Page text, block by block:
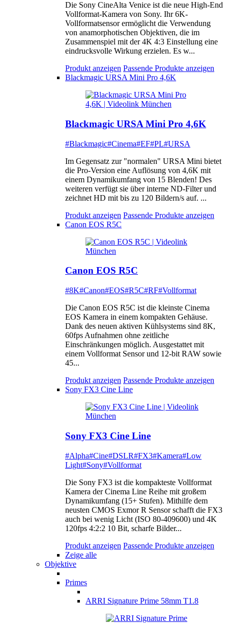
Die Sony CineAlta Venice ist die neue High-End
Vollformat-Kamera von Sony. Ihr 6K-
Vollformatsensor ermöglicht die Verwendung
von anamorphotischen Objektiven, die im
Zusammenspiel mit der 4K 4:3 Einstellung eine
eindrucksvolle Wirkung erzielen. Es w...
Produkt anzeigen Passende Produkte anzeigen
Blackmagic URSA Mini Pro 4,6K
Blackmagic URSA Mini Pro 4,6K
#Blackmagic#Cinema#EF#PL#URSA
Im Gegensatz zur "normalen" URSA Mini bietet
die Pro-Version eine Auflösung von 4,6K mit
einem Dynamikumfang von 15 Blenden! Des
weiteren verfügt sie über interne ND-Filter und
zeichnet HD mit bis zu 120 Bildern/s auf. ...
Produkt anzeigen Passende Produkte anzeigen
Canon EOS R5C
Canon EOS R5C
#8K#Canon#EOS#R5C#RF#Vollformat
Die Canon EOS R5C ist die kleinste Cinema
EOS Kamera in einem kompakten Gehäuse.
Dank des neuen aktiven Kühlsystems sind 8K,
60fps Aufnahmen ohne zeitliche
Einschränkungen möglich. Ausgestattet mit
einem Vollformat Sensor und 12-bit RAW sowie
45...
Produkt anzeigen Passende Produkte anzeigen
Sony FX3 Cine Line
Sony FX3 Cine Line
#Alpha#Cine#DSLR#FX3#Kamera#Low
Light#Sony#Vollformat
Die Sony FX3 ist die kompakteste Vollformat
Kamera der Cinema Line Reihe mit großem
Dynamikumfang (15+ Stufen). Mithilfe dem
neusten CMOS Exmor R Sensor schafft die FX3
auch bei wenig Licht (ISO 80-409600) und 4K
120fps 4:2:2 10 Bit, scharfe Bilder...
Produkt anzeigen Passende Produkte anzeigen
Zeige alle
Objektive
Primes
ARRI Signature Prime 58mm T1.8